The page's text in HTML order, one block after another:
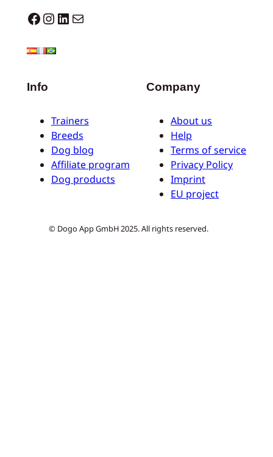
Dogo facebook InstagramLinkedIn Mail
Info
Trainers
Breeds
Dog blog
Affiliate program
Dog products
Company
About us
Help
Terms of service
Privacy Policy
Imprint
EU project
© Dogo App GmbH 2025. All rights reserved.